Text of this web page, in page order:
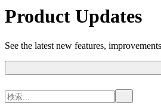
Product Updates
See the latest new features,